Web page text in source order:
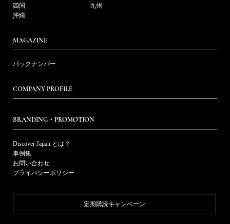
四国
九州
沖縄
MAGAZINE
バックナンバー
COMPANY PROFILE
BRANDING・PROMOTION
Discover Japan とは？
事例集
お問い合わせ
プライバシーポリシー
定期購読キャンペーン